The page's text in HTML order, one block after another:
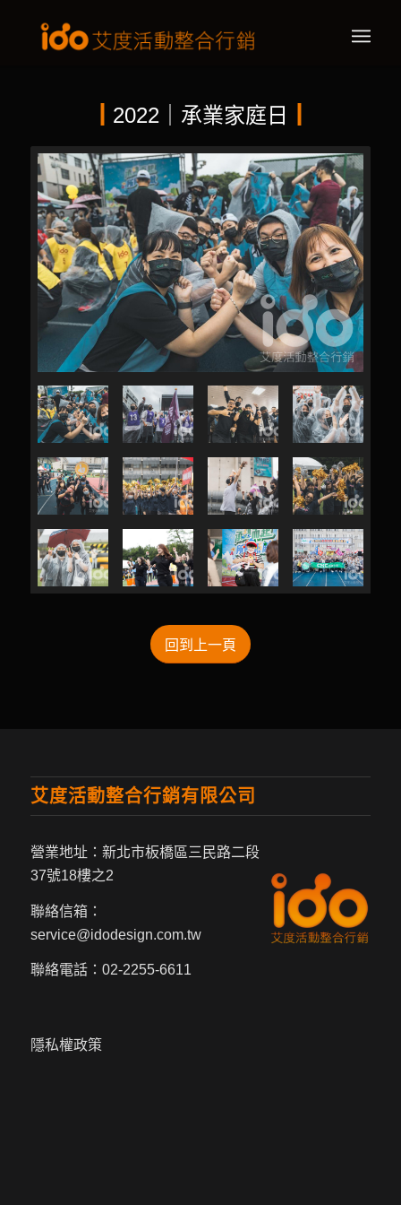
2022｜承業家庭日
回到上一頁
艾度活動整合行銷有限公司
營業地址：新北市板橋區三民路二段
37號18樓之2
聯絡信箱：
service@idodesign.com.tw
聯絡電話： 02-2255-6611
隱私權政策